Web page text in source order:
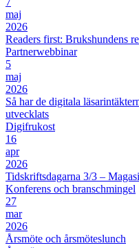
maj
2026
Readers first: Brukshundens
Partnerwebbinar
5
maj
2026
Så har de digitala
utvecklats
Digifrukost
16
apr
2026
Tidskriftsdagarna 3/3 –
Konferens och branschmingel
27
mar
2026
Årsmöte och årsmöteslunch